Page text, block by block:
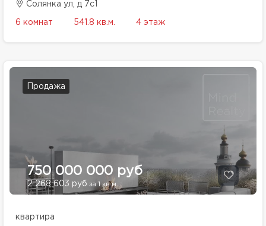
Солянка ул, д 7с1
6 комнат 541.8 кв.м. 4 этаж
Продажа
750 000 000 руб
2 268 603 руб за 1 кв.м.
квартира